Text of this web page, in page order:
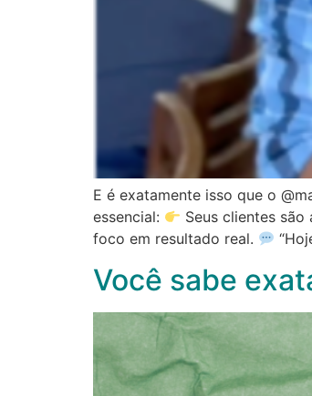
E é exatamente isso que o
essencial:
Seus clientes
foco em resultado real.
Você sabe